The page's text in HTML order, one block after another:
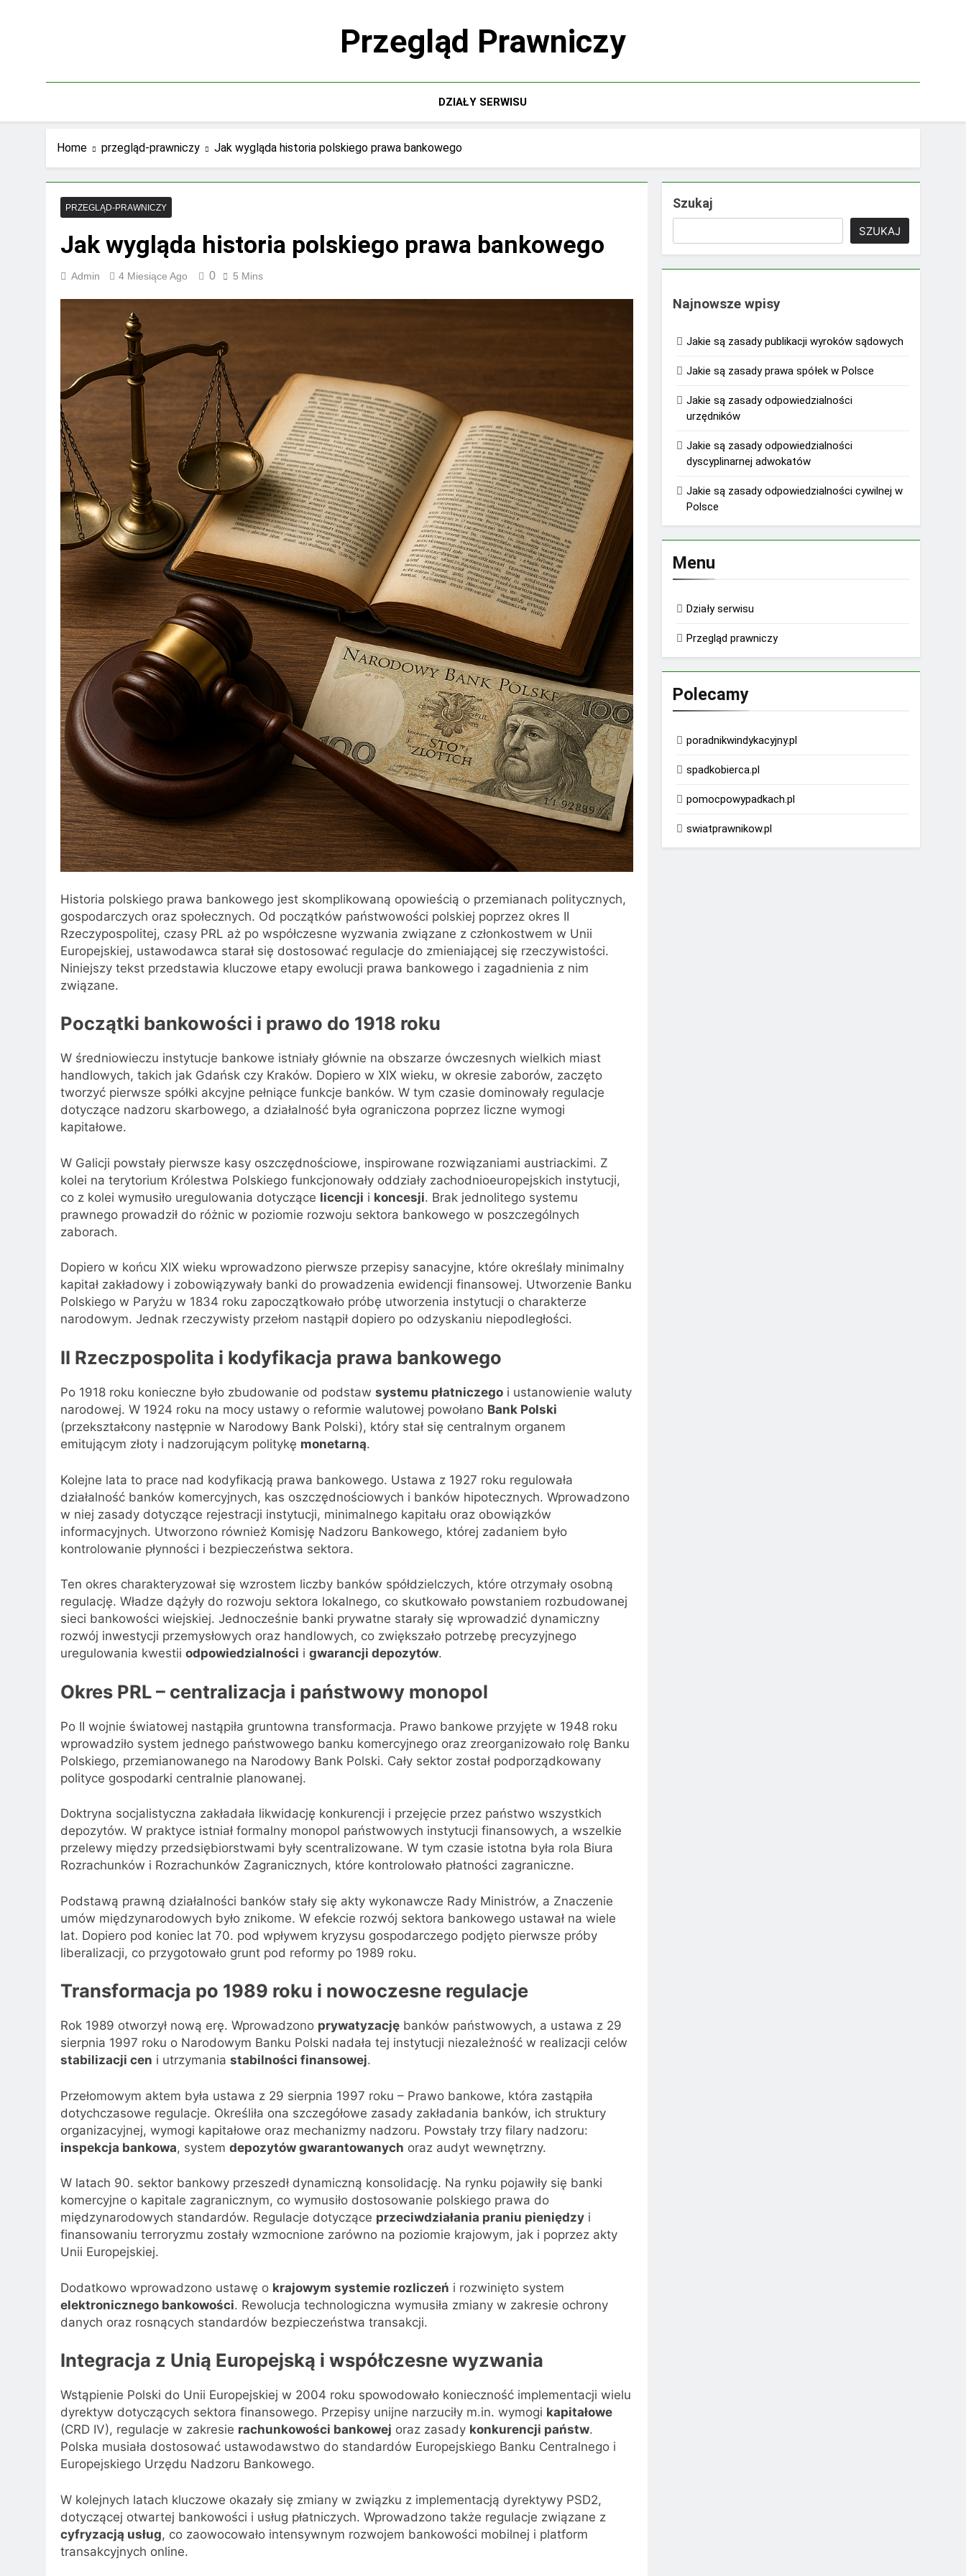
Przegląd Prawniczy
DZIAŁY SERWISU
Home przegląd-prawniczy Jak wygląda historia polskiego prawa bankowego
PRZEGLĄD-PRAWNICZY
Jak wygląda historia polskiego prawa bankowego
Admin 4 Miesiące Ago 0 5 Mins
Historia polskiego prawa bankowego jest skomplikowaną opowieścią o przemianach politycznych,
gospodarczych oraz społecznych. Od początków państwowości polskiej poprzez okres II
Rzeczypospolitej, czasy PRL aż po współczesne wyzwania związane z członkostwem w Unii
Europejskiej, ustawodawca starał się dostosować regulacje do zmieniającej się rzeczywistości.
Niniejszy tekst przedstawia kluczowe etapy ewolucji prawa bankowego i zagadnienia z nim
związane.
Początki bankowości i prawo do 1918 roku
W średniowieczu instytucje bankowe istniały głównie na obszarze ówczesnych wielkich miast
handlowych, takich jak Gdańsk czy Kraków. Dopiero w XIX wieku, w okresie zaborów, zaczęto
tworzyć pierwsze spółki akcyjne pełniące funkcje banków. W tym czasie dominowały regulacje
dotyczące nadzoru skarbowego, a działalność była ograniczona poprzez liczne wymogi
kapitałowe.
W Galicji powstały pierwsze kasy oszczędnościowe, inspirowane rozwiązaniami austriackimi. Z
kolei na terytorium Królestwa Polskiego funkcjonowały oddziały zachodnioeuropejskich instytucji,
co z kolei wymusiło uregulowania dotyczące licencji i koncesji. Brak jednolitego systemu
prawnego prowadził do różnic w poziomie rozwoju sektora bankowego w poszczególnych
zaborach.
Dopiero w końcu XIX wieku wprowadzono pierwsze przepisy sanacyjne, które określały minimalny
kapitał zakładowy i zobowiązywały banki do prowadzenia ewidencji finansowej. Utworzenie Banku
Polskiego w Paryżu w 1834 roku zapoczątkowało próbę utworzenia instytucji o charakterze
narodowym. Jednak rzeczywisty przełom nastąpił dopiero po odzyskaniu niepodległości.
II Rzeczpospolita i kodyfikacja prawa bankowego
Po 1918 roku konieczne było zbudowanie od podstaw systemu płatniczego i ustanowienie waluty
narodowej. W 1924 roku na mocy ustawy o reformie walutowej powołano Bank Polski
(przekształcony następnie w Narodowy Bank Polski), który stał się centralnym organem
emitującym złoty i nadzorującym politykę monetarną.
Kolejne lata to prace nad kodyfikacją prawa bankowego. Ustawa z 1927 roku regulowała
działalność banków komercyjnych, kas oszczędnościowych i banków hipotecznych. Wprowadzono
w niej zasady dotyczące rejestracji instytucji, minimalnego kapitału oraz obowiązków
informacyjnych. Utworzono również Komisję Nadzoru Bankowego, której zadaniem było
kontrolowanie płynności i bezpieczeństwa sektora.
Ten okres charakteryzował się wzrostem liczby banków spółdzielczych, które otrzymały osobną
regulację. Władze dążyły do rozwoju sektora lokalnego, co skutkowało powstaniem rozbudowanej
sieci bankowości wiejskiej. Jednocześnie banki prywatne starały się wprowadzić dynamiczny
rozwój inwestycji przemysłowych oraz handlowych, co zwiększało potrzebę precyzyjnego
uregulowania kwestii odpowiedzialności i gwarancji depozytów.
Okres PRL – centralizacja i państwowy monopol
Po II wojnie światowej nastąpiła gruntowna transformacja. Prawo bankowe przyjęte w 1948 roku
wprowadziło system jednego państwowego banku komercyjnego oraz zreorganizowało rolę Banku
Polskiego, przemianowanego na Narodowy Bank Polski. Cały sektor został podporządkowany
polityce gospodarki centralnie planowanej.
Doktryna socjalistyczna zakładała likwidację konkurencji i przejęcie przez państwo wszystkich
depozytów. W praktyce istniał formalny monopol państwowych instytucji finansowych, a wszelkie
przelewy między przedsiębiorstwami były scentralizowane. W tym czasie istotna była rola Biura
Rozrachunków i Rozrachunków Zagranicznych, które kontrolowało płatności zagraniczne.
Podstawą prawną działalności banków stały się akty wykonawcze Rady Ministrów, a Znaczenie
umów międzynarodowych było znikome. W efekcie rozwój sektora bankowego ustawał na wiele
lat. Dopiero pod koniec lat 70. pod wpływem kryzysu gospodarczego podjęto pierwsze próby
liberalizacji, co przygotowało grunt pod reformy po 1989 roku.
Transformacja po 1989 roku i nowoczesne regulacje
Rok 1989 otworzył nową erę. Wprowadzono prywatyzację banków państwowych, a ustawa z 29
sierpnia 1997 roku o Narodowym Banku Polski nadała tej instytucji niezależność w realizacji celów
stabilizacji cen i utrzymania stabilności finansowej.
Przełomowym aktem była ustawa z 29 sierpnia 1997 roku – Prawo bankowe, która zastąpiła
dotychczasowe regulacje. Określiła ona szczegółowe zasady zakładania banków, ich struktury
organizacyjnej, wymogi kapitałowe oraz mechanizmy nadzoru. Powstały trzy filary nadzoru:
inspekcja bankowa, system depozytów gwarantowanych oraz audyt wewnętrzny.
W latach 90. sektor bankowy przeszedł dynamiczną konsolidację. Na rynku pojawiły się banki
komercyjne o kapitale zagranicznym, co wymusiło dostosowanie polskiego prawa do
międzynarodowych standardów. Regulacje dotyczące przeciwdziałania praniu pieniędzy i
finansowaniu terroryzmu zostały wzmocnione zarówno na poziomie krajowym, jak i poprzez akty
Unii Europejskiej.
Dodatkowo wprowadzono ustawę o krajowym systemie rozliczeń i rozwinięto system
elektronicznego bankowości. Rewolucja technologiczna wymusiła zmiany w zakresie ochrony
danych oraz rosnących standardów bezpieczeństwa transakcji.
Integracja z Unią Europejską i współczesne wyzwania
Wstąpienie Polski do Unii Europejskiej w 2004 roku spowodowało konieczność implementacji wielu
dyrektyw dotyczących sektora finansowego. Przepisy unijne narzuciły m.in. wymogi kapitałowe
(CRD IV), regulacje w zakresie rachunkowości bankowej oraz zasady konkurencji państw.
Polska musiała dostosować ustawodawstwo do standardów Europejskiego Banku Centralnego i
Europejskiego Urzędu Nadzoru Bankowego.
W kolejnych latach kluczowe okazały się zmiany w związku z implementacją dyrektywy PSD2,
dotyczącej otwartej bankowości i usług płatniczych. Wprowadzono także regulacje związane z
cyfryzacją usług, co zaowocowało intensywnym rozwojem bankowości mobilnej i platform
transakcyjnych online.
Szukaj
SZUKAJ
Najnowsze wpisy
Jakie są zasady publikacji wyroków sądowych
Jakie są zasady prawa spółek w Polsce
Jakie są zasady odpowiedzialności
urzędników
Jakie są zasady odpowiedzialności
dyscyplinarnej adwokatów
Jakie są zasady odpowiedzialności cywilnej w
Polsce
Menu
Działy serwisu
Przegląd prawniczy
Polecamy
poradnikwindykacyjny.pl
spadkobierca.pl
pomocpowypadkach.pl
swiatprawnikow.pl